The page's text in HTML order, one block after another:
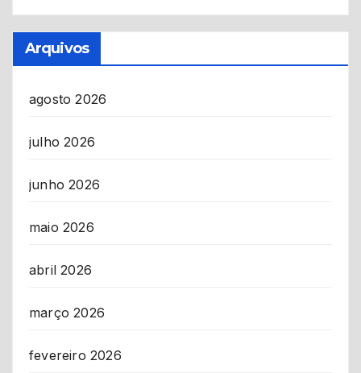
Arquivos
agosto 2026
julho 2026
junho 2026
maio 2026
abril 2026
março 2026
fevereiro 2026